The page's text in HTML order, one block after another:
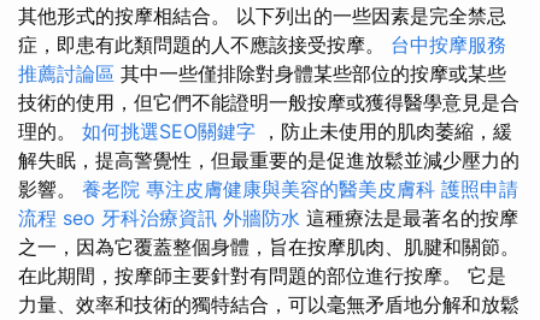
其他形式的按摩相結合。 以下列出的一些因素是完全禁忌
症，即患有此類問題的人不應該接受按摩。 台中按摩服務
推薦討論區 其中一些僅排除對身體某些部位的按摩或某些
技術的使用，但它們不能證明一般按摩或獲得醫學意見是合
理的。 如何挑選SEO關鍵字 ，防止未使用的肌肉萎縮，緩
解失眠，提高警覺性，但最重要的是促進放鬆並減少壓力的
影響。 養老院 專注皮膚健康與美容的醫美皮膚科 護照申請
流程 seo 牙科治療資訊 外牆防水 這種療法是最著名的按摩
之一，因為它覆蓋整個身體，旨在按摩肌肉、肌腱和關節。
在此期間，按摩師主要針對有問題的部位進行按摩。 它是
力量、效率和技術的獨特結合，可以毫無矛盾地分解和放鬆